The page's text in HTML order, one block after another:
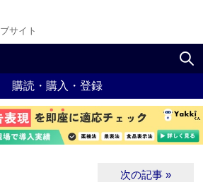
サイト
購読・購入・登録
次の記事 »